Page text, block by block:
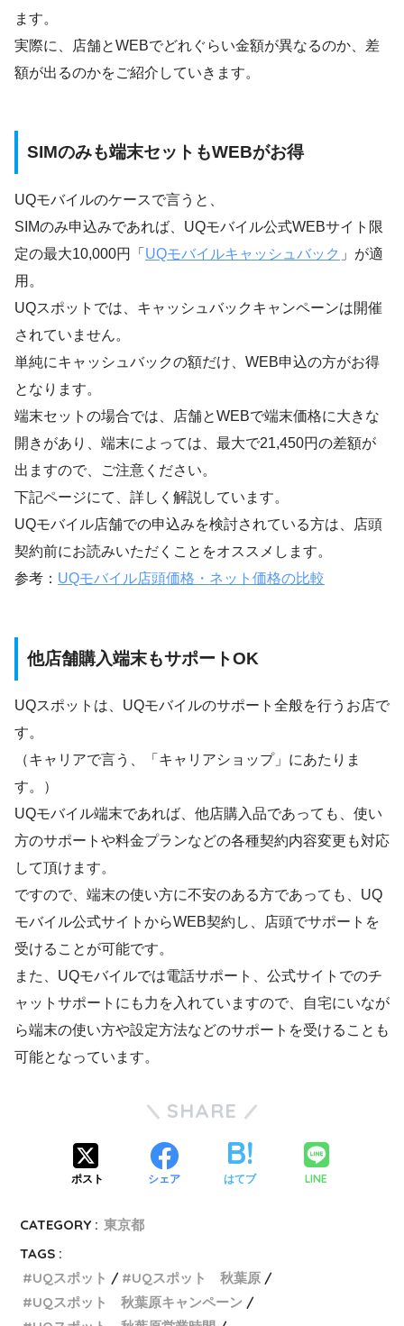
ます。
実際に、店舗とWEBでどれぐらい金額が異なるのか、差
額が出るのかをご紹介していきます。
SIMのみも端末セットもWEBがお得
UQモバイルのケースで言うと、
SIMのみ申込みであれば、UQモバイル公式WEBサイト限
定の最大10,000円「 UQモバイルキャッシュバック 」が適
用。
UQスポットでは、キャッシュバックキャンペーンは開催
されていません。
単純にキャッシュバックの額だけ、WEB申込の方がお得
となります。
端末セットの場合では、店舗とWEBで端末価格に大きな
開きがあり、端末によっては、最大で21,450円の差額が
出ますので、ご注意ください。
下記ページにて、詳しく解説しています。
UQモバイル店舗での申込みを検討されている方は、店頭
契約前にお読みいただくことをオススメします。
参考： UQモバイル店頭価格・ネット価格の比較
他店舗購入端末もサポートOK
UQスポットは、UQモバイルのサポート全般を行うお店で
す。
（キャリアで言う、「キャリアショップ」にあたりま
す。）
UQモバイル端末であれば、他店購入品であっても、使い
方のサポートや料金プランなどの各種契約内容変更も対応
して頂けます。
ですので、端末の使い方に不安のある方であっても、UQ
モバイル公式サイトからWEB契約し、店頭でサポートを
受けることが可能です。
また、UQモバイルでは電話サポート、公式サイトでのチ
ャットサポートにも力を入れていますので、自宅にいなが
ら端末の使い方や設定方法などのサポートを受けることも
可能となっています。
SHARE
ポスト シェア はてブ LINE
CATEGORY : 東京都
TAGS :
UQスポット
UQスポット 秋葉原
UQスポット 秋葉原キャンペーン